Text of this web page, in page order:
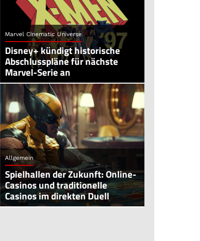
Marvel Cinematic Universe
Disney+ kündigt historische
Abschlusspläne für nächste
Marvel-Serie an
Allgemein
Spielhallen der Zukunft: Online-
Casinos und traditionelle
Casinos im direkten Duell